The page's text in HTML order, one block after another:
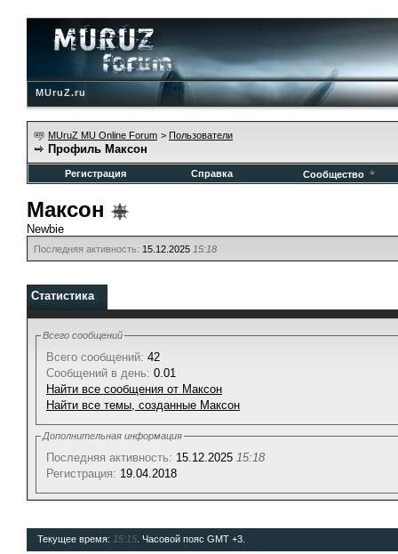
MUruZ.ru
MUruZ MU Online Forum > Пользователи
Профиль Максон
Регистрация Справка Сообщество
Максон
Newbie
Последняя активность: 15.12.2025 15:18
Статистика
Всего сообщений
Всего сообщений: 42
Сообщений в день: 0.01
Найти все сообщения от Максон
Найти все темы, созданные Максон
Дополнительная информация
Последняя активность: 15.12.2025 15:18
Регистрация: 19.04.2018
Текущее время: 15:15 . Часовой пояс GMT +3.